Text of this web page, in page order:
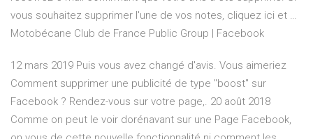
vous souhaitez supprimer l'une de vos notes, cliquez ici et …
Motobécane Club de France Public Group | Facebook
12 mars 2019 Puis vous avez changé d'avis. Vous aimeriez
Comment supprimer une publicité de type "boost" sur
Facebook ? Rendez-vous sur votre page,. 20 août 2018
Comme on peut le voir dorénavant sur une Page Facebook,